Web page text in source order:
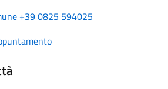
+39 0825 594025